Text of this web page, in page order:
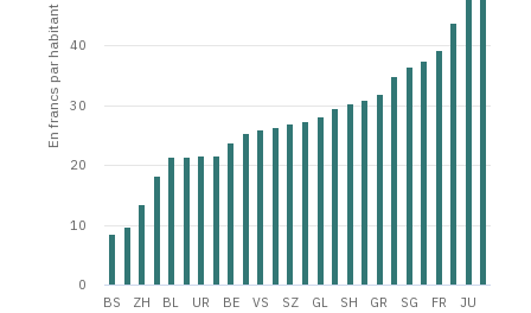
En francs par habitant
BS ZH BL UR BE VS SZ GL SH GR SG FR JU
0
10
20
30
40